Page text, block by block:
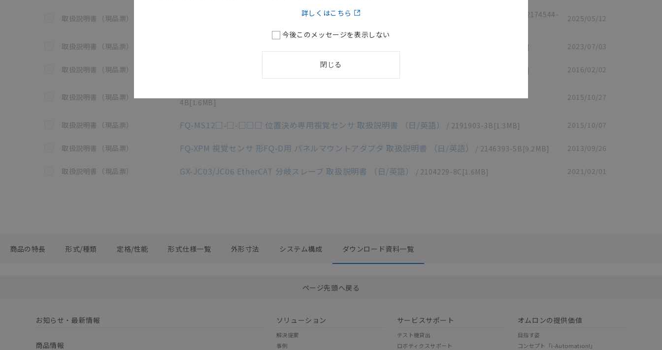
この資料を選択
取扱説明書（現品票） FL-TCC1 画像処理専用照明FLシリーズ カメラ取付照明コントローラ 取扱説明書 （日/英語）
2174544-
2025/05/12
この資料を選択
取扱説明書（現品票） [1.8MB] 2023/07/03
この資料を選択
取扱説明書（現品票） FQ-BAT1 視覚センサ 形FQ□-□D31用 バッテリ 取扱説明書 （日/英語） [786.6KB] 2016/02/02
この資料を選択
取扱説明書（現品票）
4B[1.6MB]
2015/10/27
この資料を選択
取扱説明書（現品票） FQ-MS12□-□-□□□ 位置決め専用視覚センサ 取扱説明書 （日/英語） / 2191903-3B [1.3MB] 2015/10/07
この資料を選択
取扱説明書（現品票） FQ-XPM 視覚センサ 形FQ-D用 パネルマウントアダプタ 取扱説明書 （日/英語） / 2146393-5B [9.2MB] 2013/09/26
この資料を選択
取扱説明書（現品票） GX-JC03/JC06 EtherCAT 分岐スレーブ 取扱説明書 （日/英語） / 2104229-8C [1.6MB] 2021/02/01
0 選択したファイルを一括ダウンロード
商品の特長 形式/種類 定格/性能 形式仕様一覧 外形寸法 システム構成 ダウンロード資料一覧
ページ先頭へ戻る
お知らせ・最新情報
商品情報
ソリューション
解決提案
事例
サービスサポート
テスト機貸出
ロボティクスサポート
オムロンの提供価値
目指す姿
コンセプト「i-Automation!」
詳しくはこちら
今後このメッセージを表示しない
閉じる